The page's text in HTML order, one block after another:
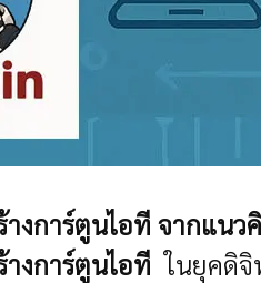
งการ์ตูนไอที จากแนว
งการ์ตูนไอที ในยุคดิ